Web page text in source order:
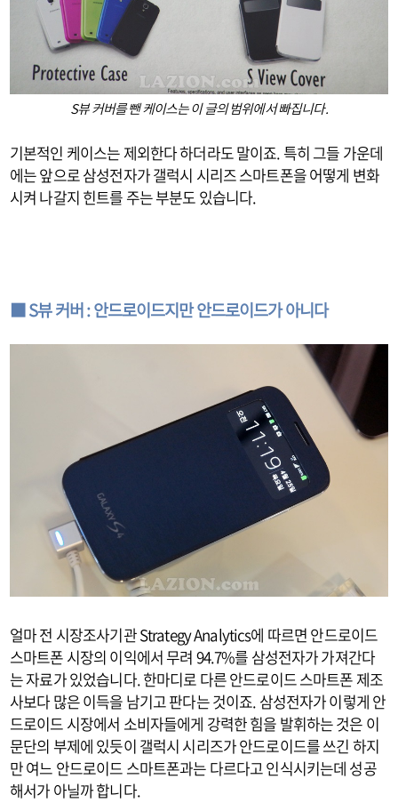
S뷰 커버를 뺀 케이스는 이 글의 범위에서 빠집니다.
기본적인 케이스는 제외한다 하더라도 말이죠. 특히 그들 가운데
에는 앞으로 삼성전자가 갤럭시 시리즈 스마트폰을 어떻게 변화
시켜 나갈지 힌트를 주는 부분도 있습니다.
■ S뷰 커버 : 안드로이드지만 안드로이드가 아니다
얼마 전 시장조사기관 Strategy Analytics에 따르면 안드로이드
스마트폰 시장의 이익에서 무려 94.7%를 삼성전자가 가져간다
는 자료가 있었습니다. 한마디로 다른 안드로이드 스마트폰 제조
사보다 많은 이득을 남기고 판다는 것이죠. 삼성전자가 이렇게 안
드로이드 시장에서 소비자들에게 강력한 힘을 발휘하는 것은 이
문단의 부제에 있듯이 갤럭시 시리즈가 안드로이드를 쓰긴 하지
만 여느 안드로이드 스마트폰과는 다르다고 인식시키는데 성공
해서가 아닐까 합니다.